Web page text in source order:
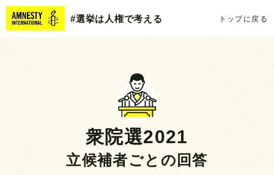
#選挙は人権で考える トップに戻る
衆院選2021
立候補者ごとの回答